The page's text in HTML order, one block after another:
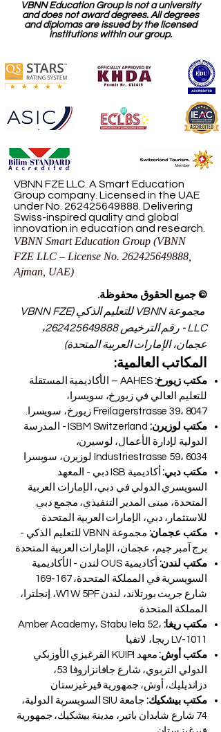
VBNN Education Group is not a university
and does not award degrees. All degrees
and diplomas are issued by the licensed
institutions within our group.
VBNN FZE LLC. A Smart Education
Group company. Licensed in the UAE
under No. 262425649888. Delivering
Swiss-inspired quality and global
innovation in education and research.
VBNN Smart Education Group (VBNN
FZE LLC – License No. 262425649888
Ajman, UAE)
© جميع الحقوق محفوظة.
مجموعة VBNN للتعليم الذكي (VBNN FZE
LLC - رقم الترخيص
262425649888،
عجمان، الإمارات العربية المتحدة)
المكاتب العالمية:
مكتب زيورخ:
AAHES – الأكاديمية المستقلة
للتعليم العالي في زيورخ، سويسرا،
Freilagerstrasse 39، 8047 زيورخ، سويسرا.
مكتب لوزيرن:
ISBM Switzerland - المدرسة
الدولية لإدارة الأعمال، لوسيرن،
Industriestrasse 59، 6034 لوزيرن، سويسرا
مكتب دبي:
أكاديمية ISB دبي - المعهد
السويسري الدولي في دبي، الإمارات العربية
المتحدة، مبنى المدير التنفيذي، مجمع دبي
للاستثمار، دبي، الإمارات العربية المتحدة
مكتب عجمان:
مجموعة VBNN للتعليم الذكي -
برج آمبر جيم، عجمان، الإمارات العربية المتحدة
مكتب لندن:
أكاديمية OUS لندن - الأكاديمية
السويسرية في المملكة المتحدة، 167-169
شارع جريت بورتلاند، لندن W1W 5PF، إنجلترا،
المملكة المتحدة
مكتب ريغا: Amber Academy، Stabu Iela 52،
LV-1011 ريجا، لاتفيا
مكتب أوش:
معهد KUIPI القرغيزي الأوزبكي
الدولي التربوي، شارع جافانزاروفا 53،
دزانديليك، أوش، جمهورية قيرغيزستان
مكتب بيشكيك:
جامعة SIU السويسرية الدولية،
74 شارع شابدان باتير، مدينة بيشكيك، جمهورية